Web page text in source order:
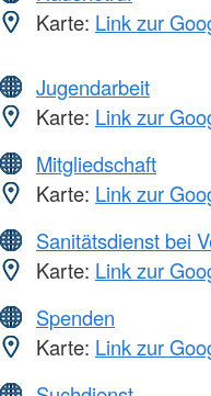
Karte: Link zur
Jugendarbeit
Karte: Link zur
Mitgliedschaft
Karte: Link zur
Sanitätsdienst bei
Karte: Link zur
Spenden
Karte: Link zur